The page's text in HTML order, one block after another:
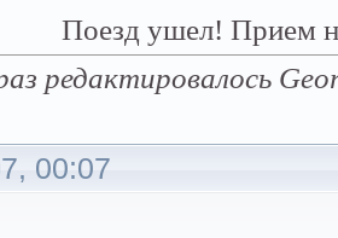
Поезд ушел! Прием
редактировалось
00:07